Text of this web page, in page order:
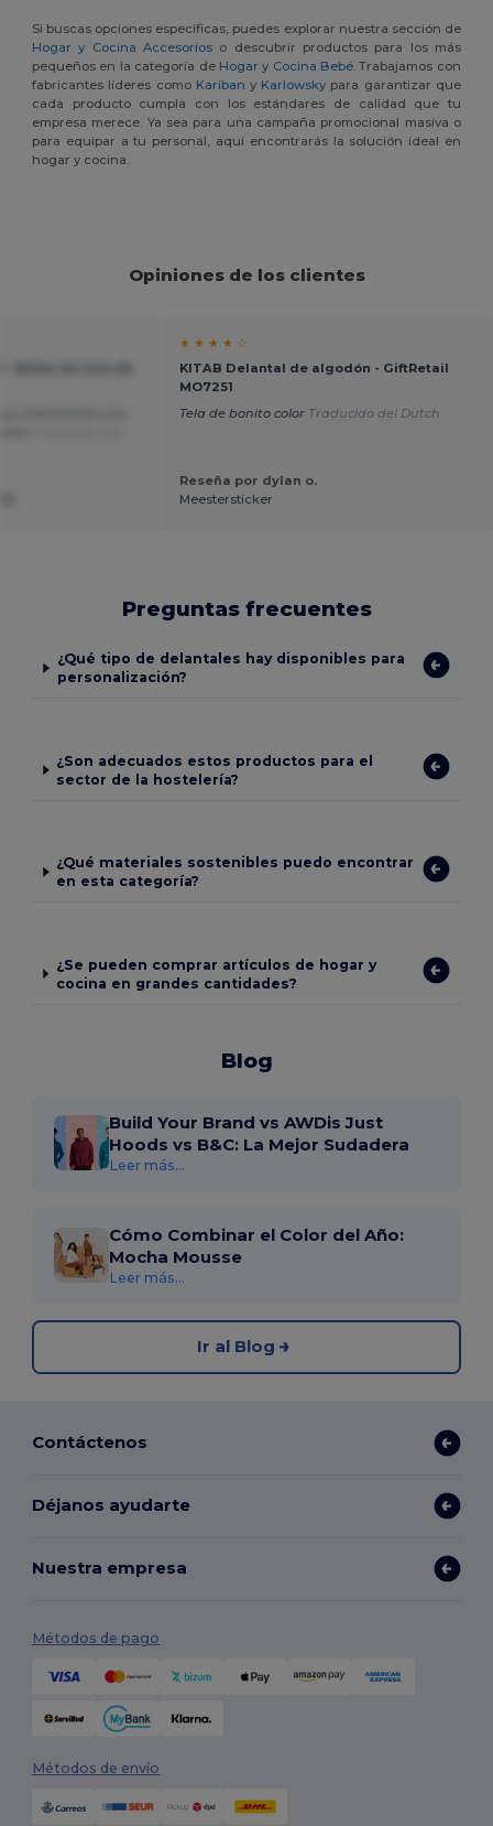
Si buscas opciones específicas, puedes explorar nuestra sección de
Hogar y Cocina Accesorios o descubrir productos para los más
pequeños en la categoría de Hogar y Cocina Bebé . Trabajamos con
fabricantes líderes como Kariban y Karlowsky para garantizar que
cada producto cumpla con los estándares de calidad que tu
empresa merece. Ya sea para una campaña promocional masiva o
para equipar a tu personal, aquí encontrarás la solución ideal en
hogar y cocina.
Opiniones de los clientes
★ ★ ★ ★ ☆
KITAB Delantal de algodón - GiftRetail
MO7251
Tela de bonito color Traducido del Dutch
Reseña por dylan o.
Meestersticker
Preguntas frecuentes
¿Qué tipo de delantales hay disponibles para
personalización?
¿Son adecuados estos productos para el
sector de la hostelería?
¿Qué materiales sostenibles puedo encontrar
en esta categoría?
¿Se pueden comprar artículos de hogar y
cocina en grandes cantidades?
Blog
Build Your Brand vs AWDis Just
Hoods vs B&C: La Mejor Sudadera
Leer más...
Cómo Combinar el Color del Año:
Mocha Mousse
Leer más...
Ir al Blog
Contáctenos
Déjanos ayudarte
Nuestra empresa
Métodos de pago
Métodos de envío